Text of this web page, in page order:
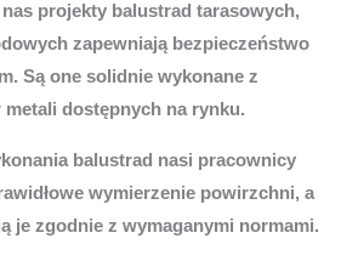
projekty balustrad tarasowych,
zapewniają bezpieczeństwo
Są one solidnie wykonane z
dostępnych na rynku.
balustrad nasi pracownicy
wymierzenie powirzchni, a
je zgodnie z wymaganymi normami.